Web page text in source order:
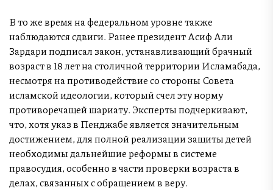
В то же время на федеральном уровне также
наблюдаются сдвиги. Ранее президент Асиф Али
Зардари подписал закон, устанавливающий брачный
возраст в 18 лет на столичной территории Исламабада,
несмотря на противодействие со стороны Совета
исламской идеологии, который счел эту норму
противоречащей шариату. Эксперты подчеркивают,
что, хотя указ в Пенджабе является значительным
достижением, для полной реализации защиты детей
необходимы дальнейшие реформы в системе
правосудия, особенно в части проверки возраста в
делах, связанных с обращением в веру.